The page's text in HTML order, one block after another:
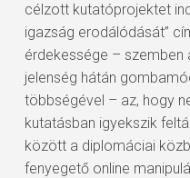
célzott kutatóprojektet
igazság erodálódását”
érdekessége – szemben
jelenség hátán
többségével – az, hogy
kutatásban igyekszik
között a diplomáciai
fenyegető online